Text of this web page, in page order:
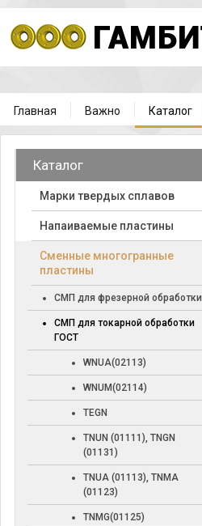
Главная Важно Каталог
Каталог
Марки твердых сплавов
Напаиваемые пластины
Cменные многогранные
пластины
СМП для фрезерной обработки
СМП для токарной обработки
ГОСТ
WNUA(02113)
WNUM(02114)
TEGN
TNUN (01111), TNGN
(01131)
TNUA (01113), TNMA
(01123)
TNMG(01125)